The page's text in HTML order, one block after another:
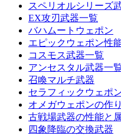
スペリオルシリーズ
EX攻刃武器一覧
バハムートウェポン
エピックウェポン性
コスモス武器一覧
アンセスタル武器一
召喚マルチ武器
セラフィックウェポ
オメガウェポンの作
古戦場武器の性能と
四象降臨の交換武器